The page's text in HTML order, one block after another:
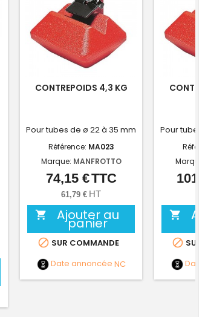
CONTREPOIDS 4,3 KG
Pour tubes de ø 22 à 35 mm
Référence: MA023
Marque: MANFROTTO
Prix
74,15 €TTC
61,79 € HT
 Ajouter au
panier
 SUR COMMANDE
Date annoncée NC
Pour tubes
Marque:

 SUR
Date